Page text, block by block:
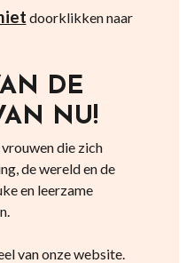
doorklikken naar
DE
NU!
die zich
de wereld en de
en leerzame
van onze website.